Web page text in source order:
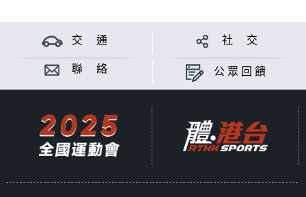
交 通 社 交
聯 絡 公眾回饋